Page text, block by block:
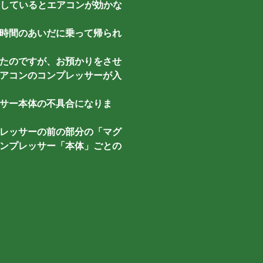
ているとエアコンが効かな
間のあいだに乗って帰られ
のですが、お預かりをさせ
コンのコンプレッサーが入
ー本体の不具合になりま
ッサーの前の部分の「マグ
プレッサー「本体」ごとの